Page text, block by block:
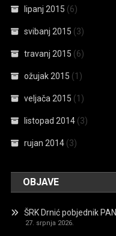
lipanj 2015 (6)
svibanj 2015 (3)
travanj 2015 (6)
ožujak 2015 (1)
veljača 2015 (1)
listopad 2014 (3)
rujan 2014 (3)
OBJAVE
ŠRK Drnić pobjednik
27. srpnja 2026.